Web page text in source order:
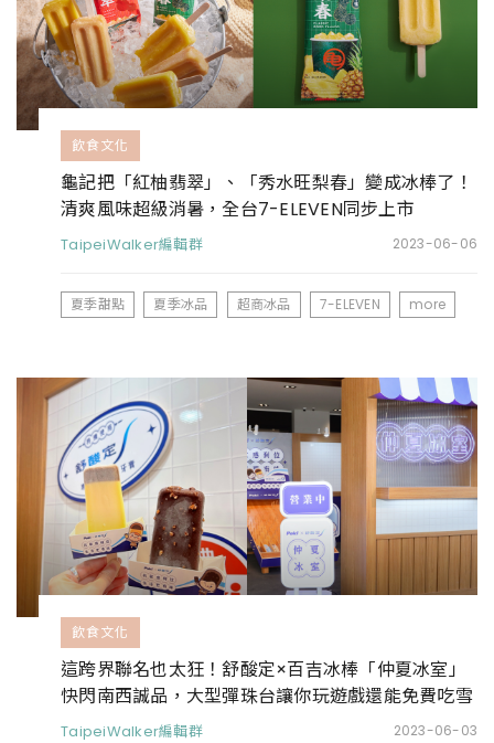
飲食文化
龜記把「紅柚翡翠」、「秀水旺梨春」變成冰棒了！
清爽風味超級消暑，全台7-ELEVEN同步上市
TaipeiWalker編輯群 2023-06-06
夏季甜點 夏季冰品 超商冰品 7-ELEVEN more
飲食文化
這跨界聯名也太狂！舒酸定×百吉冰棒「仲夏冰室」
快閃南西誠品，大型彈珠台讓你玩遊戲還能免費吃雪
糕
TaipeiWalker編輯群 2023-06-03